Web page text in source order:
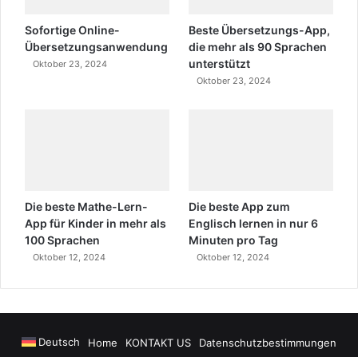
Sofortige Online-
Übersetzungsanwendung
Oktober 23, 2024
Beste Übersetzungs-App,
die mehr als 90 Sprachen
unterstützt
Oktober 23, 2024
Die beste Mathe-Lern-
App für Kinder in mehr als
100 Sprachen
Oktober 12, 2024
Die beste App zum
Englisch lernen in nur 6
Minuten pro Tag
Oktober 12, 2024
Deutsch Home KONTAKT US Datenschutzbestimmungen